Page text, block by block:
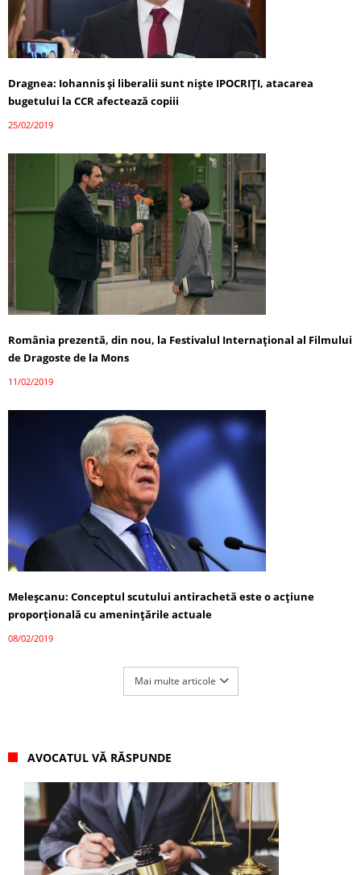
Dragnea: Iohannis şi liberalii sunt nişte IPOCRIȚI, atacarea
bugetului la CCR afectează copiii
25/02/2019
România prezentă, din nou, la Festivalul Internațional al Filmului
de Dragoste de la Mons
11/02/2019
Meleșcanu: Conceptul scutului antirachetă este o acţiune
proporţională cu ameninţările actuale
08/02/2019
Mai multe articole
AVOCATUL VĂ RĂSPUNDE